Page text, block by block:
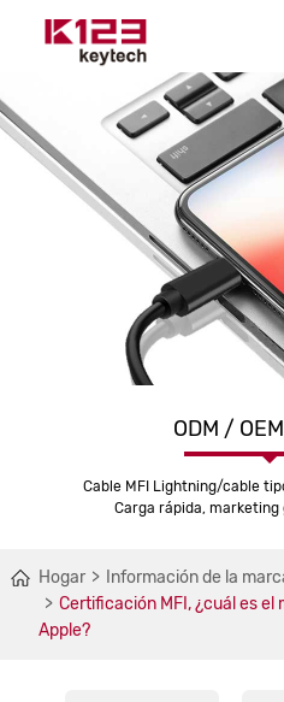
ODM /
Cable MFI Lightning/cable
Carga rápida, marketing
Hogar Información de la
Certificación MFI, ¿cuál es el
Apple?